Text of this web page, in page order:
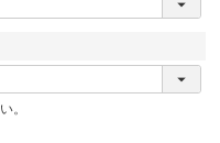
。